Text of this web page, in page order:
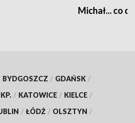
Michał... co
BYDGOSZCZ / GDAŃSK /
/ KATOWICE / KIELCE /
/ ŁÓDŹ / OLSZTYN /